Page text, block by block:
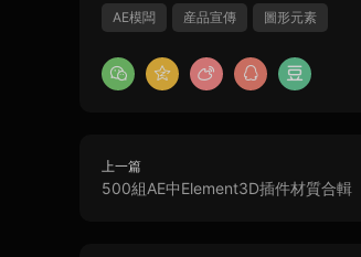
AE模闆 産品宣傳 圖形元素
上一篇
500組AE中Element3D插件材質合輯